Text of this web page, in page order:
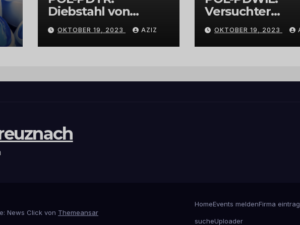
Diebstahl von
Grabschmuck
OKTOBER 19, 2023 AZIZ
Versuchter
Einbruch im
Gewerbegebiet
Wittlich
OKTOBER 19, 2023
News Click von Themeansar
HomeEvents meldenFirma
sucheUploader